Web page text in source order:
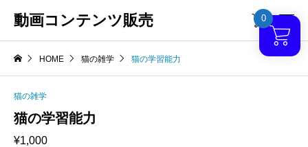
動画コンテンツ販売 
HOME 猫の雑学 猫の学習能力
猫の雑学
猫の学習能力
¥1,000
0